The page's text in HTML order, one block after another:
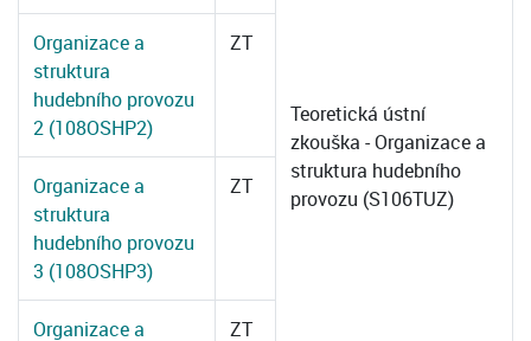
Teoretická ústní
zkouška - Organizace a
struktura hudebního
provozu (S106TUZ)
Organizace a
struktura
hudebního provozu
2 (108OSHP2)
ZT
Organizace a
struktura
hudebního provozu
3 (108OSHP3)
ZT
Organizace a ZT